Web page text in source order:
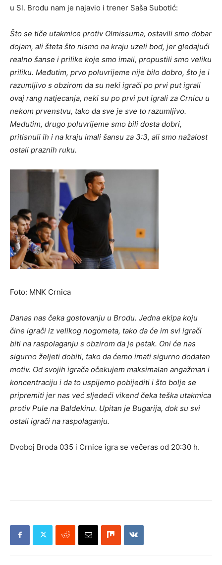
u Sl. Brodu nam je najavio i trener Saša Subotić:
Što se tiče utakmice protiv Olmissuma, ostavili smo dobar
dojam, ali šteta što nismo na kraju uzeli bod, jer gledajući
realno šanse i prilike koje smo imali, propustili smo veliku
priliku. Međutim, prvo poluvrijeme nije bilo dobro, što je i
razumljivo s obzirom da su neki igrači po prvi put igrali
ovaj rang natjecanja, neki su po prvi put igrali za Crnicu u
nekom prvenstvu, tako da sve je sve to razumljivo.
Međutim, drugo poluvrijeme smo bili dosta dobri,
pritisnuli ih i na kraju imali šansu za 3:3, ali smo nažalost
ostali praznih ruku.
Foto: MNK Crnica
Danas nas čeka gostovanju u Brodu. Jedna ekipa koju
čine igrači iz velikog nogometa, tako da će im svi igrači
biti na raspolaganju s obzirom da je petak. Oni će nas
sigurno željeti dobiti, tako da ćemo imati sigurno dodatan
motiv. Od svojih igrača očekujem maksimalan angažman i
koncentraciju i da to uspijemo pobijediti i što bolje se
pripremiti jer nas već sljedeći vikend čeka teška utakmica
protiv Pule na Baldekinu. Upitan je Bugarija, dok su svi
ostali igrači na raspolaganju.
Dvoboj Broda 035 i Crnice igra se večeras od 20:30 h.